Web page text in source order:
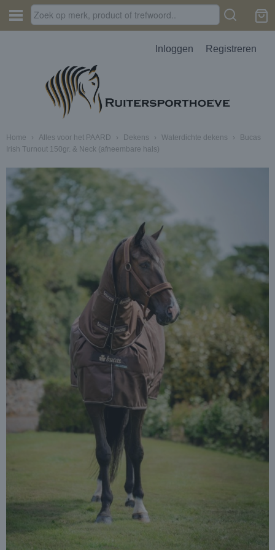
Inloggen Registreren
Home › Alles voor het PAARD › Dekens › Waterdichte dekens ›
Bucas
Irish Turnout 150gr. & Neck (afneembare hals)